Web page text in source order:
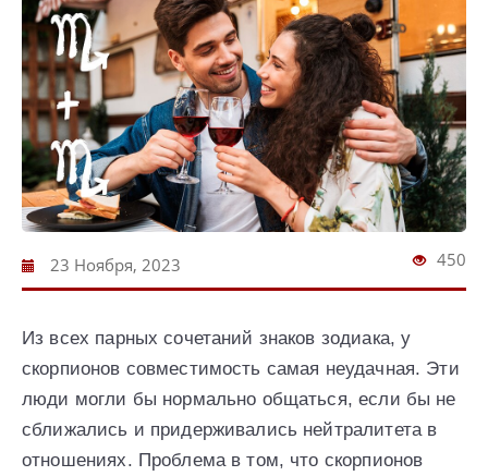
23 Ноября, 2023 450
Из всех парных сочетаний знаков зодиака, у
скорпионов совместимость самая неудачная. Эти
люди могли бы нормально общаться, если бы не
сближались и придерживались нейтралитета в
отношениях. Проблема в том, что скорпионов